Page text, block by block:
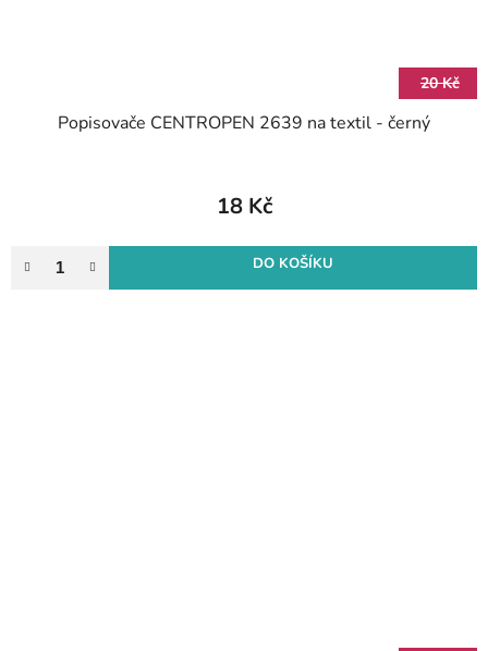
20 Kč
Popisovače CENTROPEN 2639 na textil - černý
18 Kč
DO KOŠÍKU